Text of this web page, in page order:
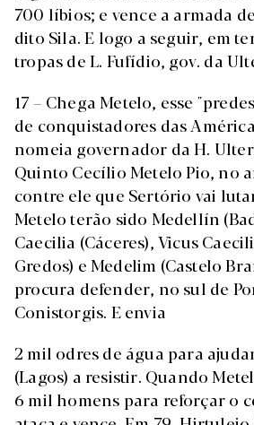
700 líbios; e vence a armada
dito Sila. E logo a seguir, em
tropas de L. Fufídio, gov. da
17 – Chega Metelo, esse
de conquistadores das
nomeia governador da H.
Quinto Cecílio Metelo Pio, no
contre ele que Sertório vai
Metelo terão sido Medellín
Caecilia (Cáceres), Vicus
Gredos) e Medelim (Castelo
procura defender, no sul de
Conistorgis. E envia
2 mil odres de água para
(Lagos) a resistir. Quando
6 mil homens para reforçar o